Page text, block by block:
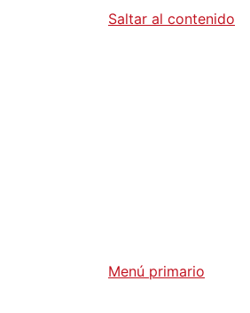
Saltar al contenido
Menú primario